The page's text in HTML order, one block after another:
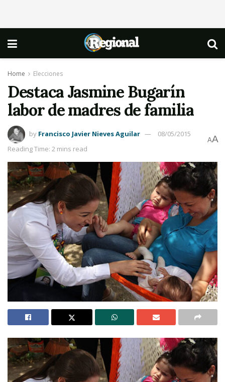
Home Elecciones
Destaca Jasmine Bugarín
labor de madres de familia
by Francisco Javier Nieves Aguilar
08/05/2015
Reading Time: 2 mins read
AA